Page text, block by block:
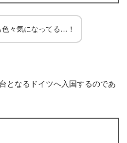
色々気になってる…！
となるドイツへ入国するのであ